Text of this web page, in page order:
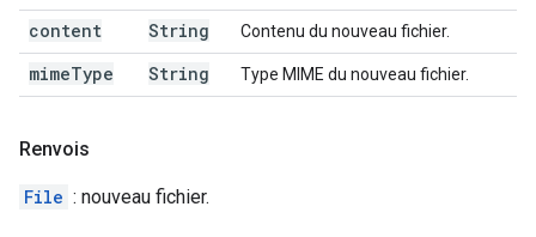
content String Contenu du nouveau fichier.
mimeType String Type MIME du nouveau fichier.
Renvois
File : nouveau fichier.